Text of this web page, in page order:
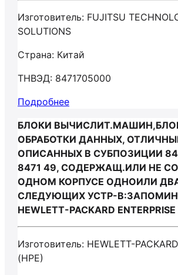
Изготовитель: FUJITSU
SOLUTIONS
Страна: Китай
ТНВЭД: 8471705000
Подробнее
БЛОКИ
ОБРАБОТКИ ДАННЫХ,
ОПИСАННЫХ В СУБПОЗИЦИИ
8471 49, СОДЕРЖАЩ.ИЛИ НЕ
ОДНОМ КОРПУСЕ ОДНОИЛИ
СЛЕДУЮЩИХ УСТР-
HEWLETT-PACKARD ENTERPRISE
Изготовитель: HEWLETT-
(HPE)